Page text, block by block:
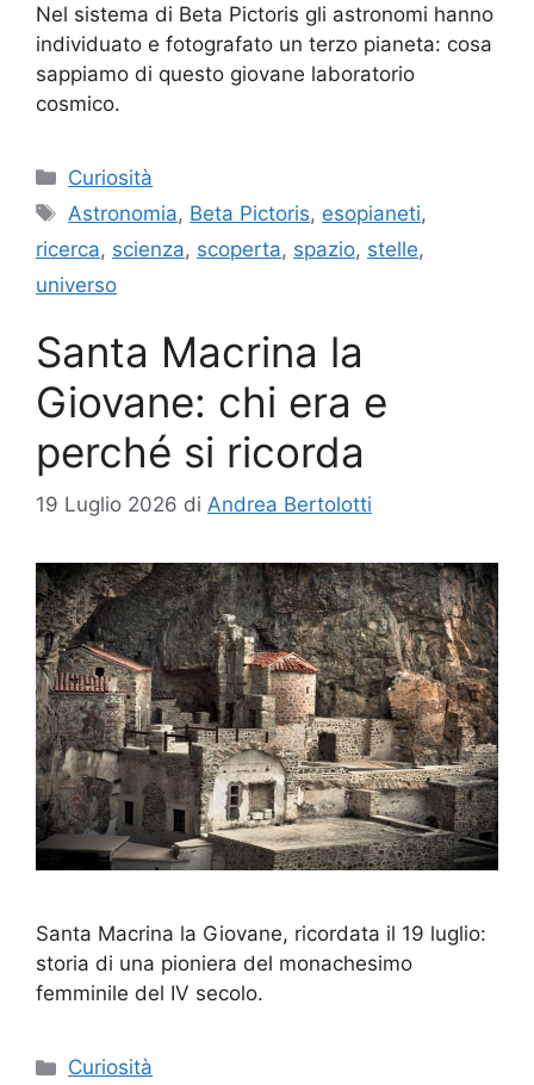
Nel sistema di Beta Pictoris gli astronomi hanno
individuato e fotografato un terzo pianeta: cosa
sappiamo di questo giovane laboratorio
cosmico.
Categorie
Curiosità
Tag
Astronomia, Beta Pictoris, esopianeti,
ricerca, scienza, scoperta, spazio, stelle,
universo
Santa Macrina la
Giovane: chi era e
perché si ricorda
19 Luglio 2026 di Andrea Bertolotti
Santa Macrina la Giovane, ricordata il 19 luglio:
storia di una pioniera del monachesimo
femminile del IV secolo.
Categorie
Curiosità